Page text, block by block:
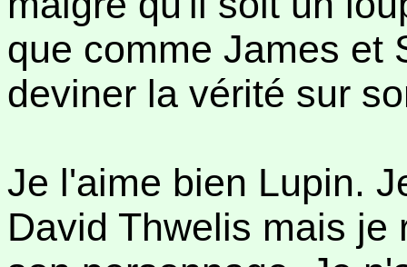
que comme James et
deviner la vérité sur
Je l'aime bien Lupin.
David Thwelis mais je